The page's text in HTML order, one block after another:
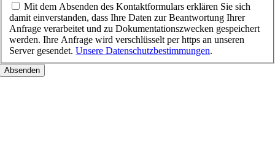
Mit dem Absenden des Kontaktformulars erklären Sie sich
damit einverstanden, dass Ihre Daten zur Beantwortung Ihrer
Anfrage verarbeitet und zu Dokumentationszwecken gespeichert
werden. Ihre Anfrage wird verschlüsselt per https an unseren
Server gesendet.Unsere Datenschutzbestimmungen.